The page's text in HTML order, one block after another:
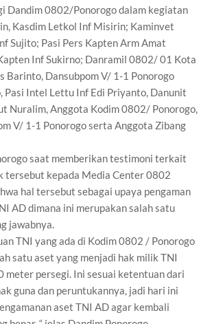
Dandim 0802/Ponorogo dalam kegiatan
Kasdim Letkol Inf Misirin; Kaminvet
Sujito; Pasi Pers Kapten Arm Amat
Inf Sukirno; Danramil 0802/ 01 Kota
Barinto, Dansubpom V/ 1-1 Ponorogo
Pasi Intel Lettu Inf Edi Priyanto, Danunit
Nuralim, Anggota Kodim 0802/ Ponorogo,
V/ 1-1 Ponorogo serta Anggota Zibang
saat memberikan testimoni terkait
tersebut kepada Media Center 0802
hal tersebut sebagai upaya pengaman
AD dimana ini merupakan salah satu
jawabnya.
TNI yang ada di Kodim 0802 / Ponorogo
satu aset yang menjadi hak milik TNI
meter persegi. Ini sesuai ketentuan dari
guna dan peruntukannya, jadi hari ini
aset TNI AD agar kembali